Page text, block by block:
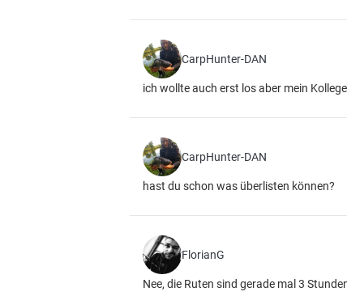
CarpHunter-DAN
ich wollte auch erst los aber mein
CarpHunter-DAN
hast du schon was überlisten können?
FlorianG
Nee, die Ruten sind gerade mal 3